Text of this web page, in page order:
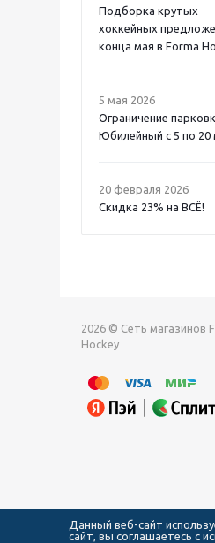
Подборка крутых
хоккейных
конца мая в Forma
5 мая 2026
Ограничение
Юбилейный с 5 по 20
20 февраля 2026
Скидка 23% на ВСË!
2026 © Сеть магазинов
Hockey
Данный веб-сайт
сайт, вы соглашаетесь с